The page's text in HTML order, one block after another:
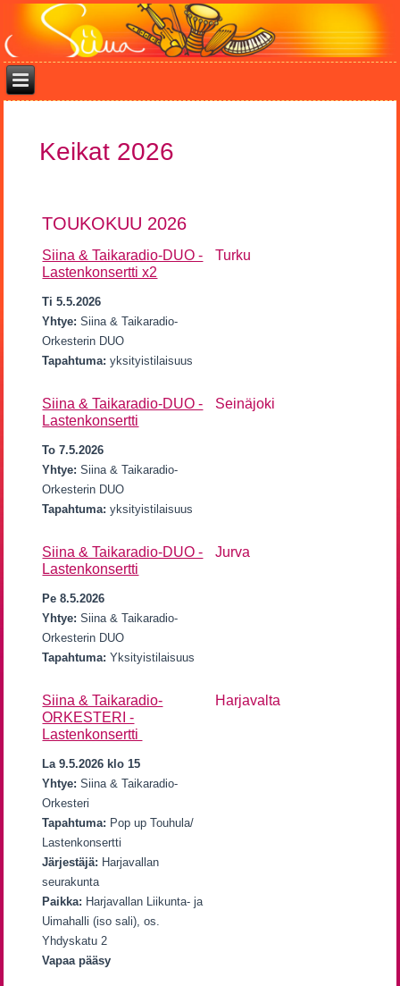
Keikat 2026
TOUKOKUU 2026
Siina & Taikaradio-DUO -
Lastenkonsertti x2
Ti 5.5.2026
Yhtye: Siina & Taikaradio-
Orkesterin DUO
Tapahtuma: yksityistilaisuus
Turku
Siina & Taikaradio-DUO -
Lastenkonsertti
To 7.5.2026
Yhtye: Siina & Taikaradio-
Orkesterin DUO
Tapahtuma: yksityistilaisuus
Seinäjoki
Siina & Taikaradio-DUO -
Lastenkonsertti
Pe 8.5.2026
Yhtye: Siina & Taikaradio-
Orkesterin DUO
Tapahtuma: Yksityistilaisuus
Jurva
Siina & Taikaradio-
ORKESTERI -
Lastenkonsertti
La 9.5.2026 klo 15
Yhtye: Siina & Taikaradio-
Orkesteri
Tapahtuma: Pop up Touhula/
Lastenkonsertti
Järjestäjä: Harjavallan
seurakunta
Paikka: Harjavallan Liikunta- ja
Uimahalli (iso sali), os.
Yhdyskatu 2
Vapaa pääsy
Harjavalta